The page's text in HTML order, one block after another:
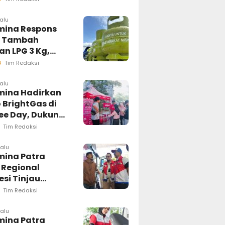
Respons
LPG 3 Kg,
Penyaluran di
Tim Redaksi
Hadirkan
BrightGas di
Day, Dukung
Tepat
Tim Redaksi
Patra
Tinjau
Pelayanan
Distribusi
Tim Redaksi
Patra